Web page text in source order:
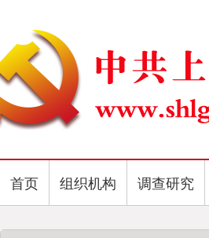
首页 组织机构 调查研究